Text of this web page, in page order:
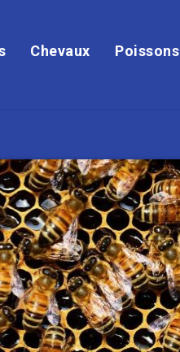
Chevaux Poissons